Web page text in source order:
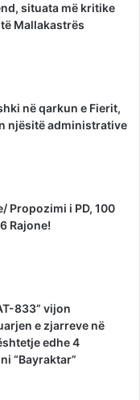
situata më kritike
Mallakastrës
në qarkun e Fierit,
njësitë administrative
Propozimi i PD, 100
Rajone!
833” vijon
e zjarreve në
edhe 4
“Bayraktar”